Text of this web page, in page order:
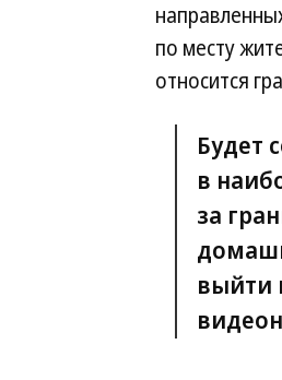
по месту
относится
Будет
в
за
выйти